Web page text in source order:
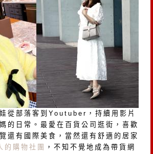
從部落客到Youtuber，持續用影片
的日常。最愛在百貨公司逛街，喜歡
還有國際美食，當然還有舒適的居家
的購物社團
，不知不覺地成為帶貨網